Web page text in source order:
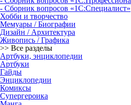
- Сборник вопросов «1С:Специалист»
Хобби и творчество
Мемуары / Биографии
Дизайн / Архитектура
Живопись / Графика
>> Все разделы
Артбуки, энциклопедии
Артбуки
Гайды
Энциклопедии
Комиксы
Супергероика